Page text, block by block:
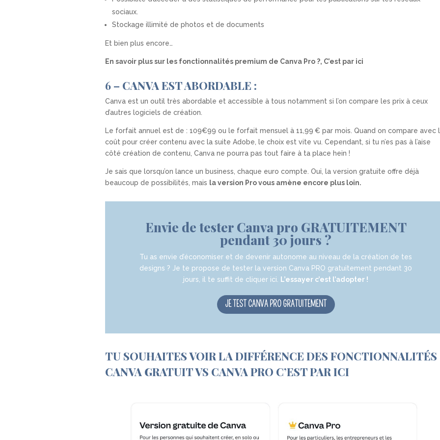
sociaux.
Stockage illimité de photos et de documents
Et bien plus encore…
En savoir plus sur les fonctionnalités premium de Canva Pro ?, C’est par ici
6 – CANVA EST ABORDABLE :
Canva est un outil très abordable et accessible à tous notamment si l’on compare les prix à ceux
d’autres logiciels de création.
Le forfait annuel est de : 109€99 ou le forfait mensuel à 11,99 € par mois. Quand on compare avec
coût pour créer contenu avec la suite Adobe, le choix est vite vu. Cependant, si tu n’es pas à l’aise
côté création de contenu, Canva ne pourra pas tout faire à ta place hein !
Je sais que lorsqu’on lance un business, chaque euro compte. Oui, la version gratuite offre déjà
beaucoup de possibilités, mais la version Pro vous amène encore plus loin.
Envie de tester Canva pro GRATUITEMENT
pendant 30 jours ?
Tu as envie d’économiser et de devenir autonome au niveau de la création de tes
designs ? Je te propose de tester la version Canva PRO gratuitement pendant 30
jours , il te suffit de cliquer ici. L’essayer c’est l’adopter !
JE TEST CANVA PRO GRATUITEMENT
TU SOUHAITES VOIR LA DIFFÉRENCE DES FONCTIONNALITÉS
CANVA GRATUIT VS CANVA PRO C’EST PAR ICI